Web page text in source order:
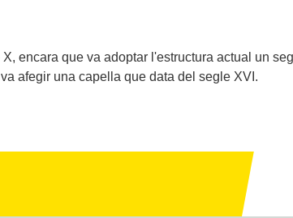
encara que va adoptar l'estructura actual un
afegir una capella que data del segle XVI.